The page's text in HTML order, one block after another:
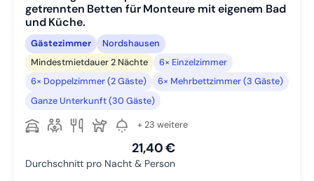
getrennten Betten für Monteure mit eigenem Bad
und Küche.
Gästezimmer
Nordshausen
Mindestmietdauer 2 Nächte
6× Einzelzimmer
6× Doppelzimmer (2 Gäste)
6× Mehrbettzimmer (3 Gäste)
Ganze Unterkunft (30 Gäste)
+ 23 weitere
21,40 €
Durchschnitt pro Nacht & Person